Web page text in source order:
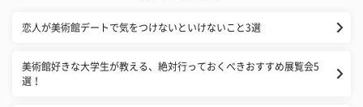
恋人が美術館デートで気をつけないといけないこと3選
美術館好きな大学生が教える、絶対行っておくべきおすすめ展覧会5
選！